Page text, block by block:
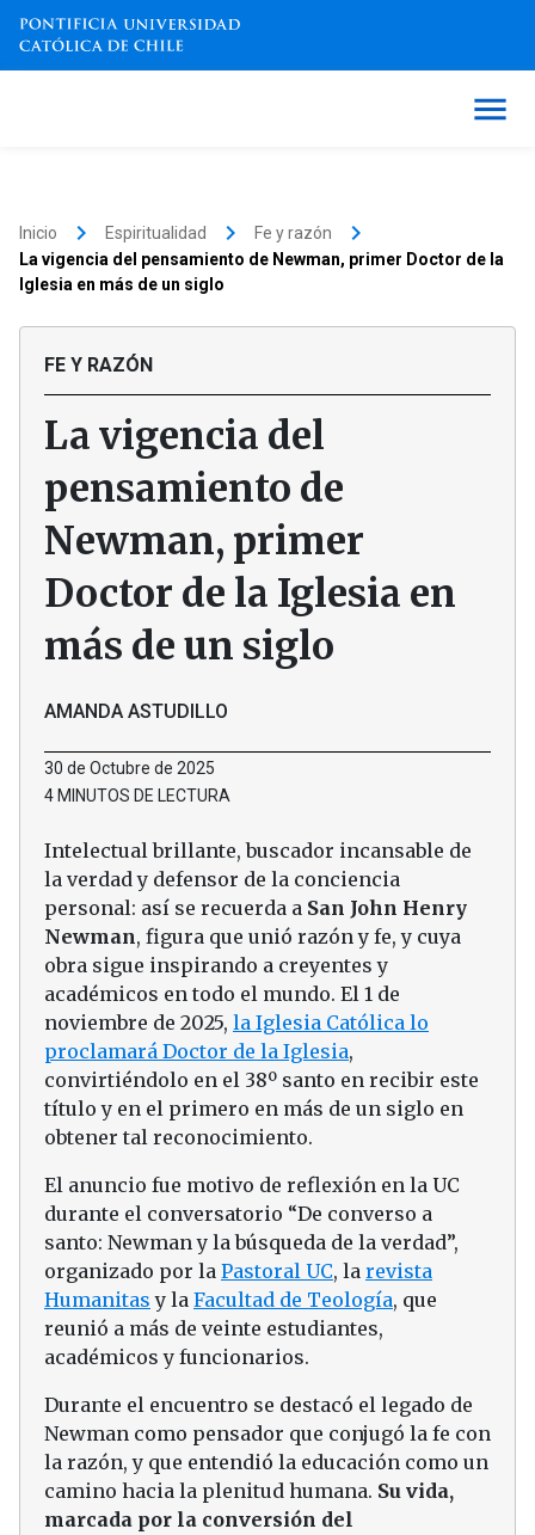
Inicio keyboard_arrow_right Espiritualidad keyboard_arrow_right Fe y razón keyboard_arrow_right
La vigencia del pensamiento de Newman, primer Doctor de la
Iglesia en más de un siglo
FE Y RAZÓN
La vigencia del
pensamiento de
Newman, primer
Doctor de la Iglesia en
más de un siglo
AMANDA ASTUDILLO
30 de Octubre de 2025
4 MINUTOS DE LECTURA
Intelectual brillante, buscador incansable de
la verdad y defensor de la conciencia
personal: así se recuerda a San John Henry
Newman, figura que unió razón y fe, y cuya
obra sigue inspirando a creyentes y
académicos en todo el mundo. El 1 de
noviembre de 2025, la Iglesia Católica lo
proclamará Doctor de la Iglesia,
convirtiéndolo en el 38º santo en recibir este
título y en el primero en más de un siglo en
obtener tal reconocimiento.
El anuncio fue motivo de reflexión en la UC
durante el conversatorio “De converso a
santo: Newman y la búsqueda de la verdad”,
organizado por la Pastoral UC, la revista
Humanitas y la Facultad de Teología, que
reunió a más de veinte estudiantes,
académicos y funcionarios.
Durante el encuentro se destacó el legado de
Newman como pensador que conjugó la fe con
la razón, y que entendió la educación como un
camino hacia la plenitud humana. Su vida,
marcada por la conversión del